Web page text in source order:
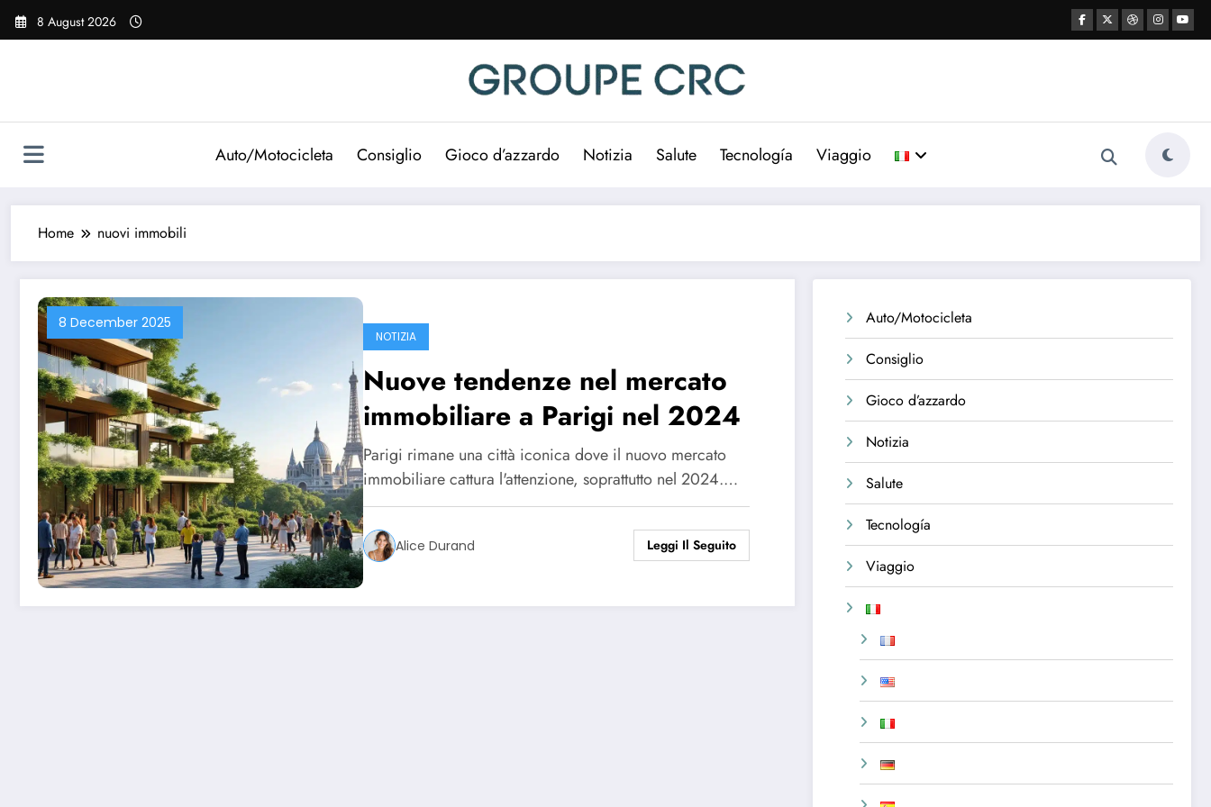
Vai
8 August 2026
Auto/Motocicleta Consiglio Gioco d’azzardo Notizia Salute Tecnología Viaggio
Home nuovi immobili
8 December 2025
NOTIZIA
Nuove tendenze nel mercato
immobiliare a Parigi nel 2024
Parigi rimane una città iconica dove il nuovo mercato
immobiliare cattura l'attenzione, soprattutto nel 2024.…
Alice Durand Leggi Il Seguito
Auto/Motocicleta
Consiglio
Gioco d’azzardo
Notizia
Salute
Tecnología
Viaggio